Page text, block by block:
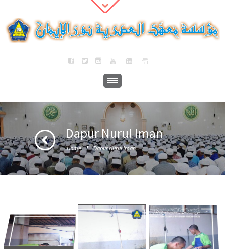
Dapur Nurul Iman
Home · Dapur Nurul Iman